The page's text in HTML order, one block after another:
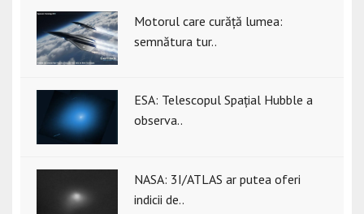
Motorul care curăță lumea:
semnătura tur..
ESA: Telescopul Spațial Hubble a
observa..
NASA: 3I/ATLAS ar putea oferi
indicii de..